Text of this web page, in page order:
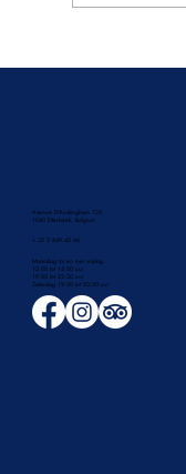
Avenue D'Auderghem 135,
1040 Etterbeek, Belgium
+ 32 2 649 43 66
Maandag tot en met vrijdag
12:00 tot 14:00 uur
19:00 tot 22:30 uur
​Zaterdag 19:00 tot 23:00 uur